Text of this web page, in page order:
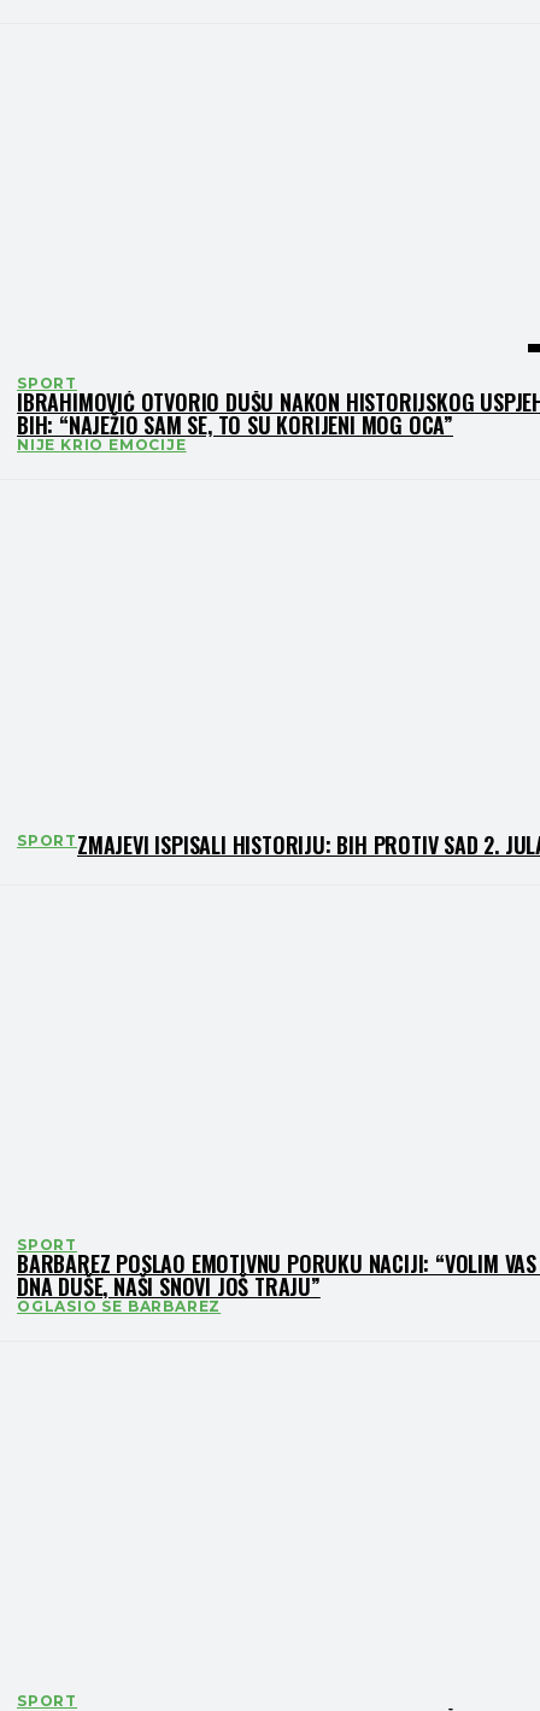
SPORT
IBRAHIMOVIĆ OTVORIO DUŠU NAKON HISTORIJSKOG
BIH: “NAJEŽIO SAM SE, TO SU KORIJENI MOG OCA”
NIJE KRIO EMOCIJE
SPORT ZMAJEVI ISPISALI HISTORIJU: BIH PROTIV SAD 2.
SPORT
BARBAREZ POSLAO EMOTIVNU PORUKU NACIJI: “VOLIM
DNA DUŠE, NAŠI SNOVI JOŠ TRAJU”
OGLASIO SE BARBAREZ
SPORT